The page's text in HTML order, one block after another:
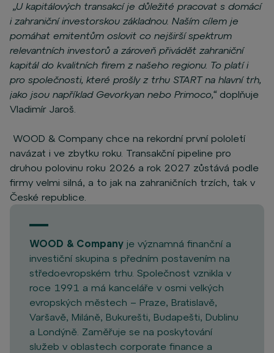
„U kapitálových transakcí je důležité pracovat s domácí
i zahraniční investorskou základnou. Naším cílem je
pomáhat emitentům oslovit co nejširší spektrum
relevantních investorů a zároveň přivádět zahraniční
kapitál do kvalitních firem z našeho regionu. To platí i
pro společnosti, které prošly z trhu START na hlavní trh,
jako jsou například Gevorkyan nebo Primoco,“doplňuje
Vladimír Jaroš.
WOOD & Company chce na rekordní první pololetí
navázat i ve zbytku roku. Transakční pipeline pro
druhou polovinu roku 2026 a rok 2027 zůstává podle
firmy velmi silná, a to jak na zahraničních trzích, tak v
České republice.
WOOD & Company je významná finanční a
investiční skupina s předním postavením na
středoevropském trhu. Společnost vznikla v
roce 1991 a má kanceláře v osmi velkých
evropských městech – Praze, Bratislavě,
Varšavě, Miláně, Bukurešti, Budapešti, Dublinu
a Londýně. Zaměřuje se na poskytování
služeb v oblastech corporate finance a